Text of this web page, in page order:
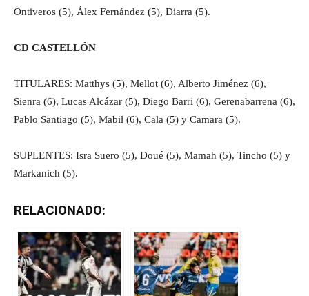
Ontiveros (5), Álex Fernández (5), Diarra (5).
CD CASTELLÓN
TITULARES: Matthys (5), Mellot (6), Alberto Jiménez (6),
Sienra (6), Lucas Alcázar (5), Diego Barri (6), Gerenabarrena (6),
Pablo Santiago (5), Mabil (6), Cala (5) y Camara (5).
SUPLENTES: Isra Suero (5), Doué (5), Mamah (5), Tincho (5) y
Markanich (5).
RELACIONADO: